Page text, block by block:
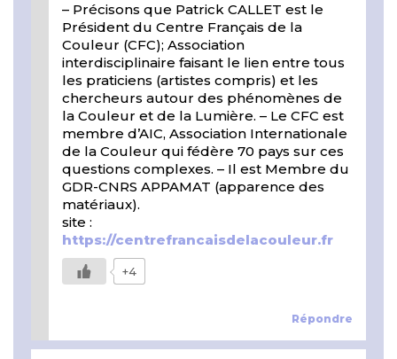
Répondre
– Précisons que Patrick CALLET est le
Président du Centre Français de la
Couleur (CFC); Association
interdisciplinaire faisant le lien entre tous
les praticiens (artistes compris) et les
chercheurs autour des phénomènes de
la Couleur et de la Lumière. – Le CFC est
membre d’AIC, Association Internationale
de la Couleur qui fédère 70 pays sur ces
questions complexes. – Il est Membre du
GDR-CNRS APPAMAT (apparence des
matériaux).
site :
https://centrefrancaisdelacouleur.fr
+4